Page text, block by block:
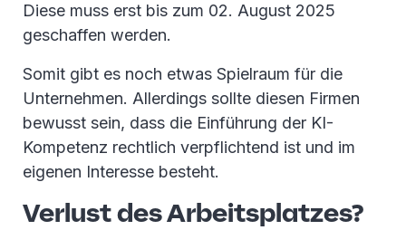
Diese muss erst bis zum 02. August 2025
geschaffen werden.
Somit gibt es noch etwas Spielraum für die
Unternehmen. Allerdings sollte diesen Firmen
bewusst sein, dass die Einführung der KI-
Kompetenz rechtlich verpflichtend ist und im
eigenen Interesse besteht.
Verlust des Arbeitsplatzes?